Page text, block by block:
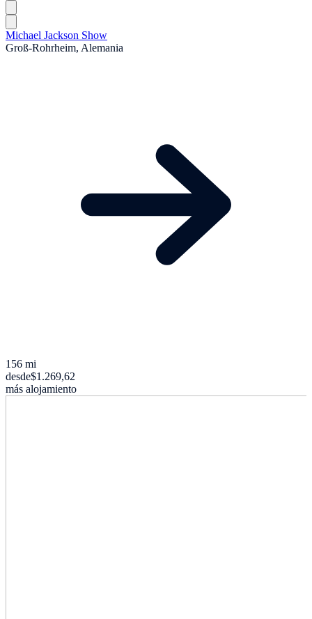
Michael Jackson Show
Groß-Rohrheim, Alemania
156 mi
desde$1.269,62
más alojamiento